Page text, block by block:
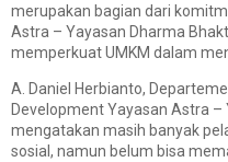
merupakan bagian dari
Astra – Yayasan Dharma
memperkuat UMKM dalam
A. Daniel Herbianto,
Development Yayasan Astra
mengatakan masih banyak
sosial, namun belum bisa